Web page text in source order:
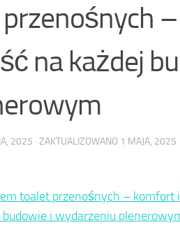
–
na każdej
2025 · ZAKTUALIZOWANO 1 MAJA, 2025
toalet przenośnych – komfort
budowie i wydarzeniu